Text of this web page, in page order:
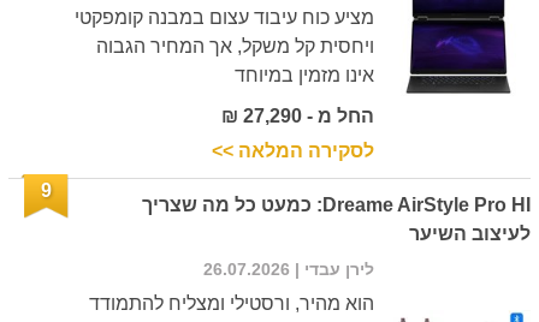
מציע כוח עיבוד עצום במבנה קומפקטי
ויחסית קל משקל, אך המחיר הגבוה
אינו מזמין במיוחד
החל מ - 27,290 ₪
לסקירה המלאה >>
Dreame AirStyle Pro HI: כמעט כל מה שצריך
לעיצוב השיער
9
לירן עבדי | 26.07.2026
הוא מהיר, ורסטילי ומצליח להתמודד